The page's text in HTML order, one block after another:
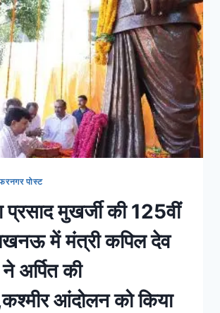
पोस्ट
प्रसाद मुखर्जी की 125वीं
में मंत्री कपिल देव
अर्पित की
आंदोलन को किया